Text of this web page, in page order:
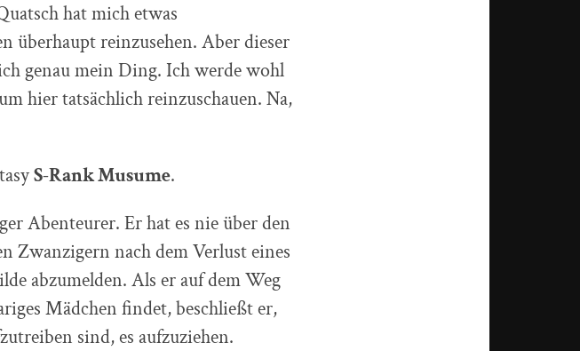
hat mich etwas
überhaupt reinzusehen. Aber dieser
genau mein Ding. Ich werde wohl
hier tatsächlich reinzuschauen. Na,
S-Rank Musume.
Abenteurer. Er hat es nie über den
Zwanzigern nach dem Verlust eines
abzumelden. Als er auf dem Weg
Mädchen findet, beschließt er,
sind, es aufzuziehen.